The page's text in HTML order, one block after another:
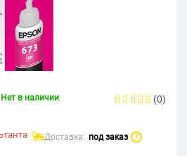
Нет в наличии (0)
Доставка: под заказ ?